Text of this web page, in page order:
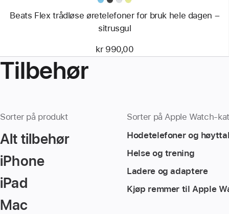
Beats Flex trådløse øretelefoner for bruk hele dagen –
sitrusgul
kr 990,00
Tilbehør
Sorter på produkt
Alt tilbehør
iPhone
iPad
Mac
Sorter på Apple Watch-
Hodetelefoner og
Helse og trening
Ladere og adaptere
Kjøp remmer til Apple